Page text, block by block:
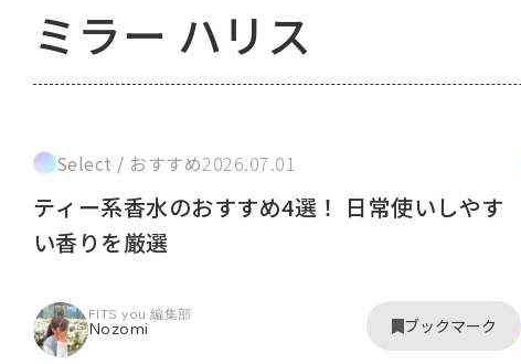
ミラー ハリス
Select / おすすめ2026.07.01
ティー系香水のおすすめ4選！ 日常使いしやす
い香りを厳選
FITS you.編集部
Nozomi ブックマーク